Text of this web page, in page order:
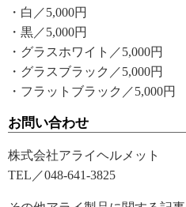
・白／5,000円
・黒／5,000円
・グラスホワイト／5,000円
・グラスブラック／5,000円
・フラットブラック／5,000円
お問い合わせ
株式会社アライヘルメット
TEL／048-641-3825